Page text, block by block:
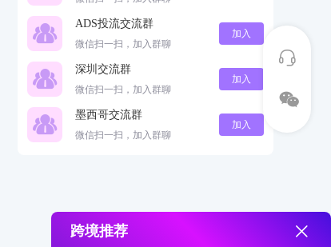
ADS投流交流群
微信扫一扫，加入群聊
加入
深圳交流群
微信扫一扫，加入群聊
加入
墨西哥交流群
微信扫一扫，加入群聊
加入
跨境推荐